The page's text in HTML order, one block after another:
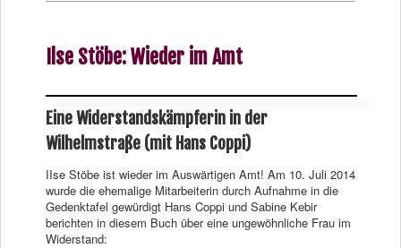
Ilse Stöbe: Wieder im Amt
Eine Widerstandskämpferin in der
Wilhelmstraße (mit Hans Coppi)
IIse Stöbe ist wieder im Auswärtigen Amt! Am 10. Juli 2014
wurde die ehemalige Mitarbeiterin durch Aufnahme in die
Gedenktafel gewürdigt Hans Coppi und Sabine Kebir
berichten in diesem Buch über eine ungewöhnliche Frau im
Widerstand: